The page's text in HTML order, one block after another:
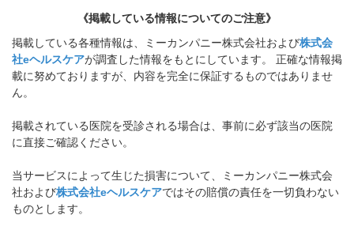
《掲載している情報についてのご注意》
掲載している各種情報は、ミーカンパニー株式会社および株式会
社eヘルスケアが調査した情報をもとにしています。 正確な情報掲
載に努めておりますが、内容を完全に保証するものではありませ
ん。
掲載されている医院を受診される場合は、事前に必ず該当の医院
に直接ご確認ください。
当サービスによって生じた損害について、ミーカンパニー株式会
社および株式会社eヘルスケアではその賠償の責任を一切負わない
ものとします。